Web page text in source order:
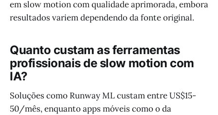
em slow motion com qualidade aprimorada, embora
resultados variem dependendo da fonte original.
Quanto custam as ferramentas
profissionais de slow motion com
IA?
Soluções como Runway ML custam entre US$15-
50/mês, enquanto apps móveis como o da